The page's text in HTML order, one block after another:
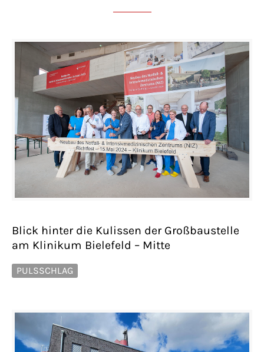
Blick hinter die Kulissen der Großbaustelle
am Klinikum Bielefeld – Mitte
PULSSCHLAG